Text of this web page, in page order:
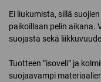
Ei liukumista, sillä
paikoillaan pelin aikana.
suojasta sekä
Tuotteen ”isoveli” ja
suojaavampi